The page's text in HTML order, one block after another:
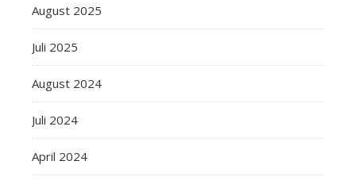
August 2025
Juli 2025
August 2024
Juli 2024
April 2024